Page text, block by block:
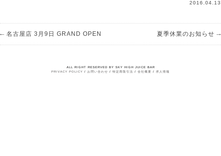
2016.04.13
← 名古屋店 3月9日 GRAND OPEN 夏季休業のお知らせ →
ALL RIGHT RESERVED BY SKY HIGH JUICE BAR
PRIVACY POLICY / お問い合わせ / 特定商取引法 / 会社概要 / 求人情報